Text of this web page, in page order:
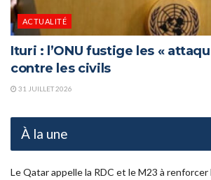
ACTUALITÉ
Ituri : l’ONU fustige les «
contre les civils
31 JUILLET 2026
À la une
Le Qatar appelle la RDC et le M23 à